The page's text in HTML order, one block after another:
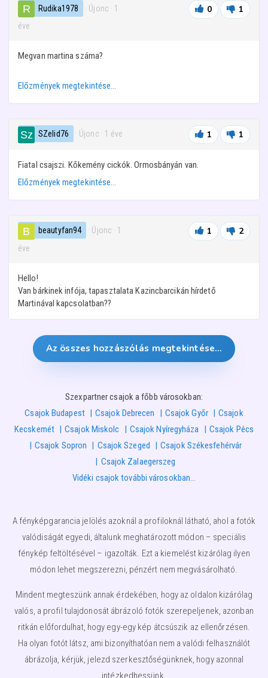
Rudika1978 · Újonc · 1
éve
0 1
Megvan martina száma?
Előzmények megtekintése…
SZelid76 · Újonc · 1 éve 1 1
Fiatal csajszi. Kőkemény cickók. Ormosbányán van.
Előzmények megtekintése…
beautyfan94 · Újonc · 1
éve
1 2
Hello!
Van bárkinek infója, tapasztalata Kazincbarcikán hírdető
Martinával kapcsolatban??
Az összes hozzászólás megtekintése…
Szexpartner csajok a főbb városokban:
Csajok Budapest
Csajok Debrecen Csajok Győr
Csajok
Kecskemét
Csajok Miskolc Csajok Nyíregyháza
Csajok Pécs
Csajok Sopron
Csajok Szeged
Csajok Székesfehérvár
Csajok Zalaegerszeg
Vidéki csajok további városokban…
A fényképgarancia jelölés azoknál a profiloknál látható, ahol a fotók
valódiságát egyedi, általunk meghatározott módon – speciális
fénykép feltöltésével – igazolták. Ezt a kiemelést kizárólag ilyen
módon lehet megszerezni, pénzért nem megvásárolható.
Mindent megteszünk annak érdekében, hogy az oldalon kizárólag
valós, a profil tulajdonosát ábrázoló fotók szerepeljenek, azonban
ritkán előfordulhat, hogy egy-egy kép átcsúszik az ellenőrzésen.
Ha olyan fotót látsz, ami bizonyíthatóan nem a valódi felhasználót
ábrázolja, kérjük, jelezd szerkesztőségünknek, hogy azonnal
intézkedhessünk.